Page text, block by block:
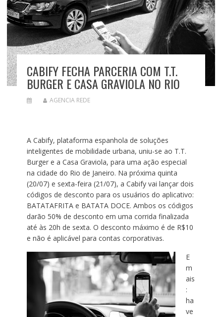
CABIFY FECHA PARCERIA COM T.T.
BURGER E CASA GRAVIOLA NO RIO
AGENCIA REDE
A Cabify, plataforma espanhola de soluções
inteligentes de mobilidade urbana, uniu-se ao T.T.
Burger e a Casa Graviola, para uma ação especial
na cidade do Rio de Janeiro. Na próxima quinta
(20/07) e sexta-feira (21/07), a Cabify vai lançar dois
códigos de desconto para os usuários do aplicativo:
BATATAFRITA e BATATA DOCE. Ambos os códigos
darão 50% de desconto em uma corrida finalizada
até às 20h de sexta. O desconto máximo é de R$10
e não é aplicável para contas corporativas.
E
m
ais
:
ha
ve